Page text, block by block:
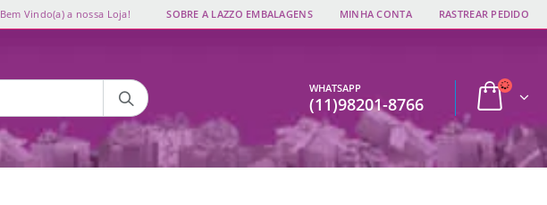
Bem Vindo(a) a nossa Loja! SOBRE A LAZZO EMBALAGENS MINHA CONTA RASTREAR PEDIDO
WHATSAPP
(11)98201-8766